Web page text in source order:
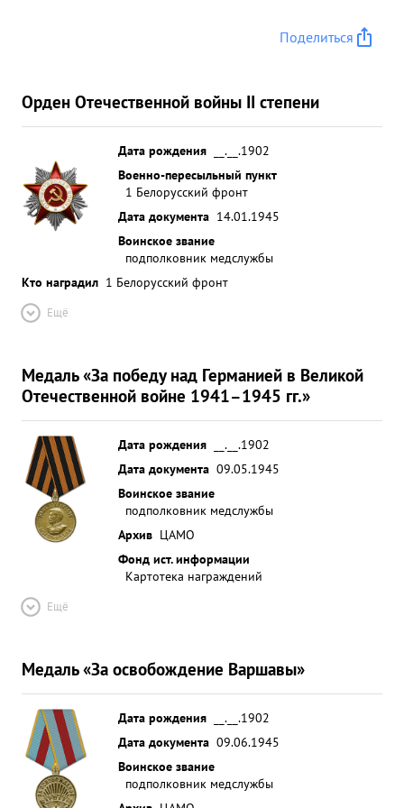
Поделиться
Орден Отечественной войны II степени
Дата рождения
__.__.1902
Военно-пересыльный пункт
1 Белорусский фронт
Дата документа 14.01.1945
Воинское звание
подполковник медслужбы
Кто наградил 1 Белорусский фронт
Ещё
Медаль «За победу над Германией в Великой
Отечественной войне 1941–1945 гг.»
Дата рождения
__.__.1902
Дата документа 09.05.1945
Воинское звание
подполковник медслужбы
Архив ЦАМО
Фонд ист. информации
Картотека награждений
Ещё
Медаль «За освобождение Варшавы»
Дата рождения
__.__.1902
Дата документа 09.06.1945
Воинское звание
подполковник медслужбы